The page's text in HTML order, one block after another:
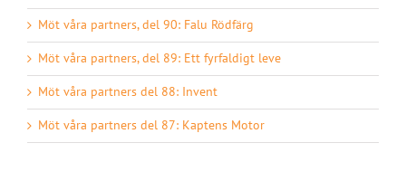
Möt våra partners, del 90: Falu Rödfärg
Möt våra partners, del 89: Ett fyrfaldigt leve
Möt våra partners del 88: Invent
Möt våra partners del 87: Kaptens Motor